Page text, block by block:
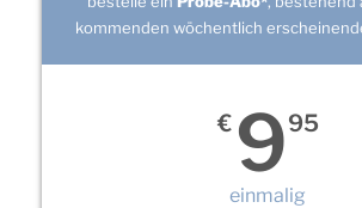
kommenden wöchentlich
€ 995
einmalig